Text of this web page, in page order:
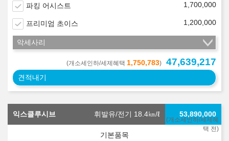
파킹 어시스트 1,700,000
프리미엄 초이스 1,200,000
악세사리
(개소세인하/세제혜택 1,750,783) 47,639,217
견적내기
익스클루시브 휘발유/전기 18.4㎞/ℓ
(개소세인하/세제혜
택 전)
53,890,000